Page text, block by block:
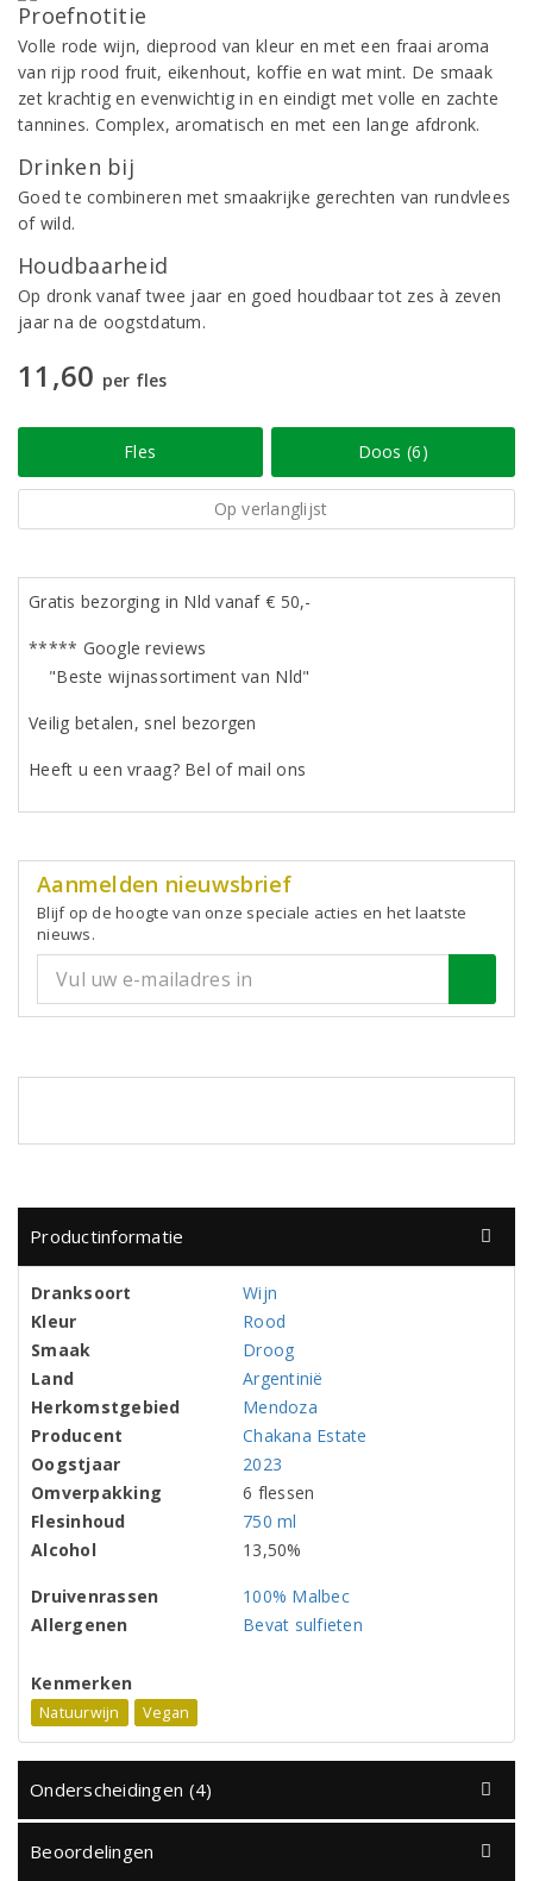
Proefnotitie
Volle rode wijn, dieprood van kleur en met een fraai aroma
van rijp rood fruit, eikenhout, koffie en wat mint. De smaak
zet krachtig en evenwichtig in en eindigt met volle en zachte
tannines. Complex, aromatisch en met een lange afdronk.
Drinken bij
Goed te combineren met smaakrijke gerechten van rundvlees
of wild.
Houdbaarheid
Op dronk vanaf twee jaar en goed houdbaar tot zes à zeven
jaar na de oogstdatum.
11,60 per fles
Fles Doos (6)
Op verlanglijst
Gratis bezorging in Nld vanaf € 50,-
***** Google reviews
"Beste wijnassortiment van Nld"
Veilig betalen, snel bezorgen
Heeft u een vraag? Bel of mail ons
Aanmelden nieuwsbrief
Blijf op de hoogte van onze speciale acties en het laatste
nieuws.
Productinformatie
Dranksoort
Wijn
Kleur
Rood
Smaak
Droog
Land
Argentinië
Herkomstgebied
Mendoza
Producent
Chakana Estate
Oogstjaar
2023
Omverpakking
6 flessen
Flesinhoud
750 ml
Alcohol
13,50%
Druivenrassen
100% Malbec
Allergenen
Bevat sulfieten
Kenmerken
Natuurwijn Vegan
Onderscheidingen (4)
Beoordelingen